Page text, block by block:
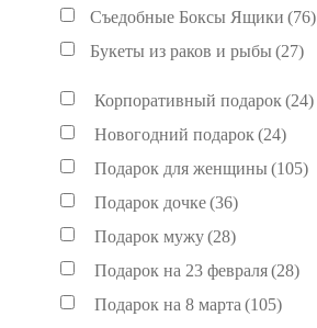
Съедобные Боксы Ящики (76)
Букеты из раков и рыбы (27)
Корпоративный подарок (24)
Новогодний подарок (24)
Подарок для женщины (105)
Подарок дочке(36)
Подарок мужу(28)
Подарок на 23 февраля(28)
Подарок на 8 марта (105)